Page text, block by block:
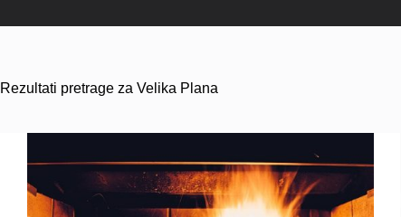
Rezultati pretrage za Velika Plana